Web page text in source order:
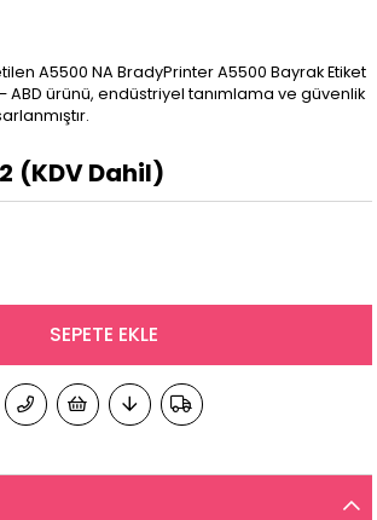
A5500 NA BradyPrinter A5500 Bayrak Etiket
— ABD ürünü, endüstriyel tanımlama ve güvenlik
(KDV Dahil)